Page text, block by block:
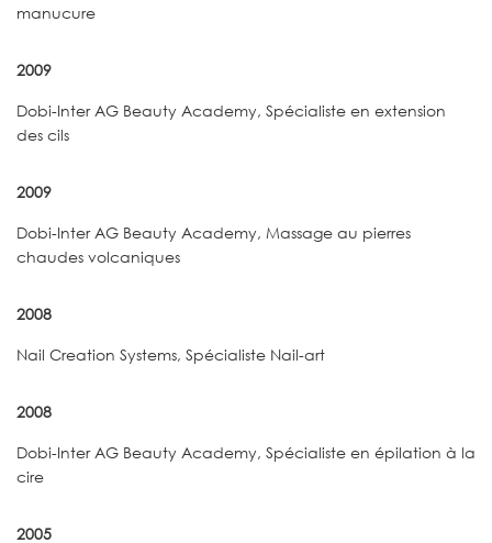
manucure
2009
Dobi-Inter AG Beauty Academy, Spécialiste en extension
des cils
2009
Dobi-Inter AG Beauty Academy, Massage au pierres
chaudes volcaniques
2008
Nail Creation Systems, Spécialiste Nail-art
2008
Dobi-Inter AG Beauty Academy, Spécialiste en épilation à la
cire
2005